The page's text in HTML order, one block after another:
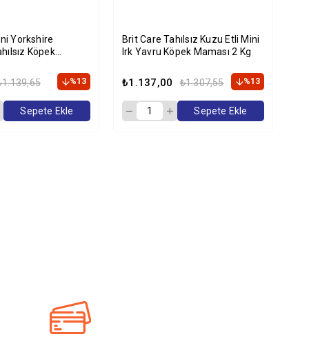
Yorkshire
Köpek
%13
Sepete Ekle
Brit Care Tahılsız Kuzu Etli Mini
Irk Yavru Köpek Maması 2 Kg
₺1.137,00 ₺1.307,55 %13
Sepete Ekle